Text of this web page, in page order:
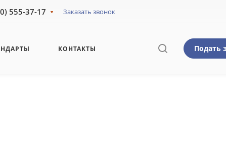
555-37-17 Заказать звонок
КОНТАКТЫ Подать